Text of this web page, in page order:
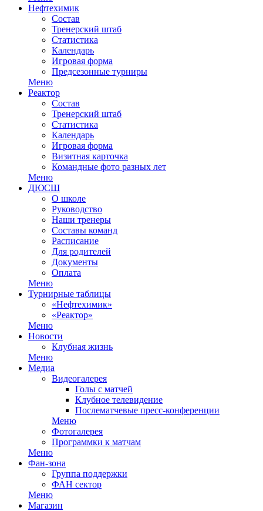
Нефтехимик
Состав
Тренерский штаб
Статистика
Календарь
Игровая форма
Предсезонные турниры
Меню
Реактор
Состав
Тренерский штаб
Статистика
Календарь
Игровая форма
Визитная карточка
Командные фото разных лет
Меню
ДЮСШ
О школе
Руководство
Наши тренеры
Составы команд
Расписание
Для родителей
Документы
Оплата
Меню
Турнирные таблицы
«Нефтехимик»
«Реактор»
Меню
Новости
Клубная жизнь
Меню
Медиа
Видеогалерея
Голы с матчей
Клубное телевидение
Послематчевые пресс-конференции
Меню
Фотогалерея
Программки к матчам
Меню
Фан-зона
Группа поддержки
ФАН сектор
Меню
Магазин